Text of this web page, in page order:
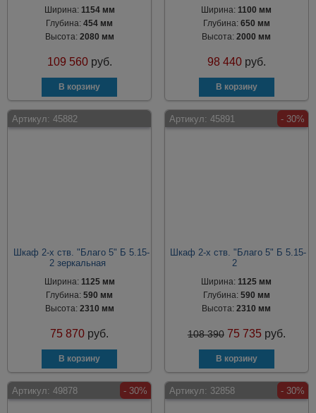
Ширина: 1154 мм
Глубина:454 мм
Высота: 2080 мм
109 560 руб.
Ширина:1100 мм
Глубина: 650 мм
Высота:2000 мм
98 440 руб.
Артикул: 45882
Шкаф 2-х ств. "Благо 5" Б 5.15-
2 зеркальная
Ширина: 1125 мм
Глубина:590 мм
Высота: 2310 мм
75 870 руб.
Артикул: 45891 - 30%
Шкаф 2-х ств. "Благо 5" Б 5.15-
2
Ширина:1125 мм
Глубина: 590 мм
Высота:2310 мм
108 390 75 735 руб.
Артикул: 49878 - 30% Артикул: 32858 - 30%